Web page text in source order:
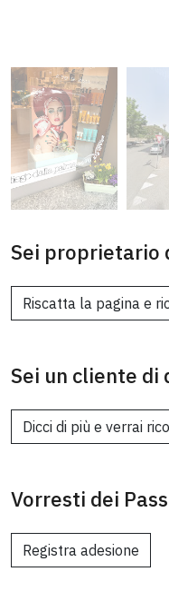
Sei proprietario
Riscatta la pagina e
Sei un cliente di
Dicci di più e verrai
Vorresti dei
Registra adesione